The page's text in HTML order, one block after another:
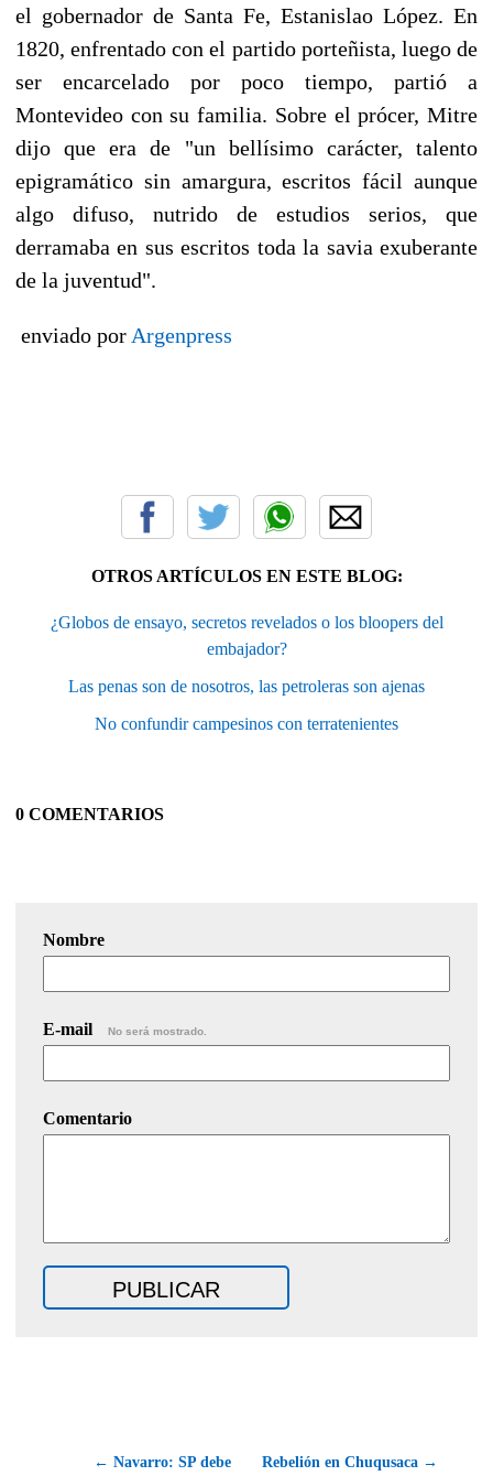
el gobernador de Santa Fe, Estanislao López. En
1820, enfrentado con el partido porteñista, luego de
ser encarcelado por poco tiempo, partió a
Montevideo con su familia. Sobre el prócer, Mitre
dijo que era de "un bellísimo carácter, talento
epigramático sin amargura, escritos fácil aunque
algo difuso, nutrido de estudios serios, que
derramaba en sus escritos toda la savia exuberante
de la juventud".
enviado por Argenpress
OTROS ARTÍCULOS EN ESTE BLOG:
¿Globos de ensayo, secretos revelados o los bloopers del
embajador?
Las penas son de nosotros, las petroleras son ajenas
No confundir campesinos con terratenientes
0 COMENTARIOS
Nombre
E-mail No será mostrado.
Comentario
← Navarro: SP debe Rebelión en Chuqusaca →